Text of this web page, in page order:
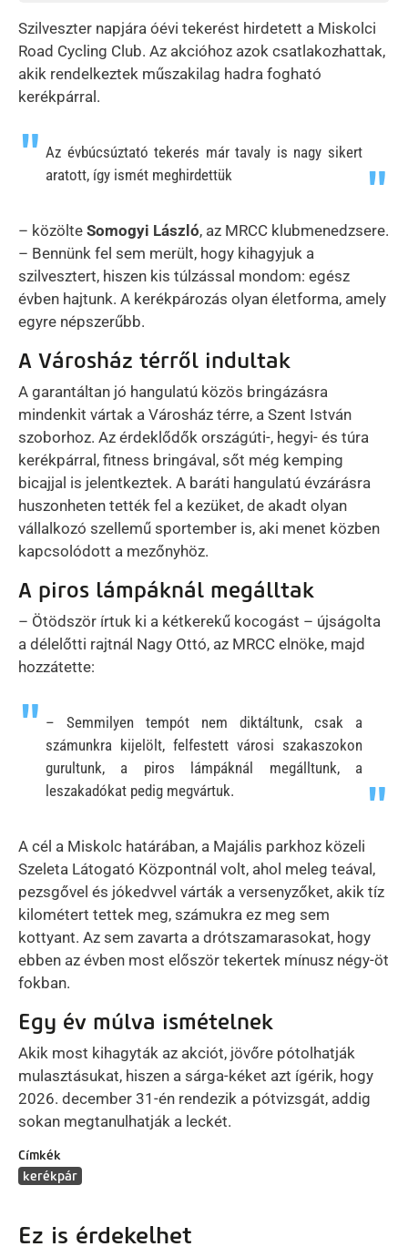
Szilveszter napjára óévi tekerést hirdetett a Miskolci
Road Cycling Club. Az akcióhoz azok csatlakozhattak,
akik rendelkeztek műszakilag hadra fogható
kerékpárral.
Az évbúcsúztató tekerés már tavaly is nagy sikert
aratott, így ismét meghirdettük
– közölte Somogyi László, az MRCC klubmenedzsere.
– Bennünk fel sem merült, hogy kihagyjuk a
szilvesztert, hiszen kis túlzással mondom: egész
évben hajtunk. A kerékpározás olyan életforma, amely
egyre népszerűbb.
A Városház térről indultak
A garantáltan jó hangulatú közös bringázásra
mindenkit vártak a Városház térre, a Szent István
szoborhoz. Az érdeklődők országúti-, hegyi- és túra
kerékpárral, fitness bringával, sőt még kemping
bicajjal is jelentkeztek. A baráti hangulatú évzárásra
huszonheten tették fel a kezüket, de akadt olyan
vállalkozó szellemű sportember is, aki menet közben
kapcsolódott a mezőnyhöz.
A piros lámpáknál megálltak
– Ötödször írtuk ki a kétkerekű kocogást – újságolta
a délelőtti rajtnál Nagy Ottó, az MRCC elnöke, majd
hozzátette:
– Semmilyen tempót nem diktáltunk, csak a
számunkra kijelölt, felfestett városi szakaszokon
gurultunk, a piros lámpáknál megálltunk, a
leszakadókat pedig megvártuk.
A cél a Miskolc határában, a Majális parkhoz közeli
Szeleta Látogató Központnál volt, ahol meleg teával,
pezsgővel és jókedvvel várták a versenyzőket, akik tíz
kilométert tettek meg, számukra ez meg sem
kottyant. Az sem zavarta a drótszamarasokat, hogy
ebben az évben most először tekertek mínusz négy-öt
fokban.
Egy év múlva ismételnek
Akik most kihagyták az akciót, jövőre pótolhatják
mulasztásukat, hiszen a sárga-kéket azt ígérik, hogy
2026. december 31-én rendezik a pótvizsgát, addig
sokan megtanulhatják a leckét.
Címkék
kerékpár
Ez is érdekelhet